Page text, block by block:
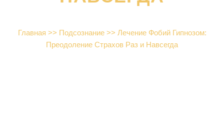
Главная >> Подсознание>> Лечение Фобий Гипнозом:
Преодоление Страхов Раз и Навсегда